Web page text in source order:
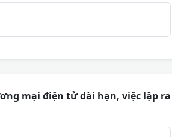
mại điện tử dài hạn, việc lập ra